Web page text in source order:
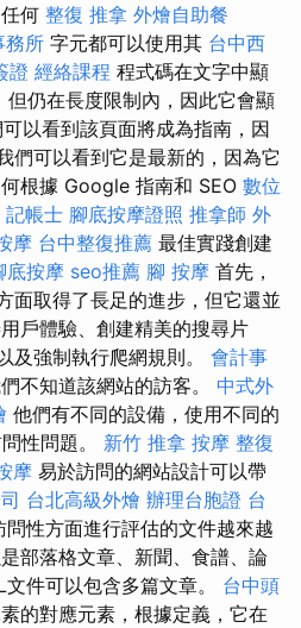
何 整復 推拿 外燴自助餐
務所 字元都可以使用其 台中西
證 經絡課程 程式碼在文字中顯
但仍在長度限制內，因此它會顯
以看到該頁面將成為指南，因
們可以看到它是最新的，因為它
根據 Google 指南和 SEO 數位
記帳士 腳底按摩證照 推拿師 外
摩 台中整復推薦 最佳實踐創建
底按摩 seo推薦 腳 按摩 首先，
面取得了長足的進步，但它還並
戶體驗、創建精美的搜尋片
及強制執行爬網規則。 會計事
不知道該網站的訪客。 中式外
他們有不同的設備，使用不同的
性問題。 新竹 推拿 按摩 整復
摩 易於訪問的網站設計可以帶
台北高級外燴 辦理台胞證 台
性方面進行評估的文件越來越
部落格文章、新聞、食譜、論
件可以包含多篇文章。 台中頭
的對應元素，根據定義，它在